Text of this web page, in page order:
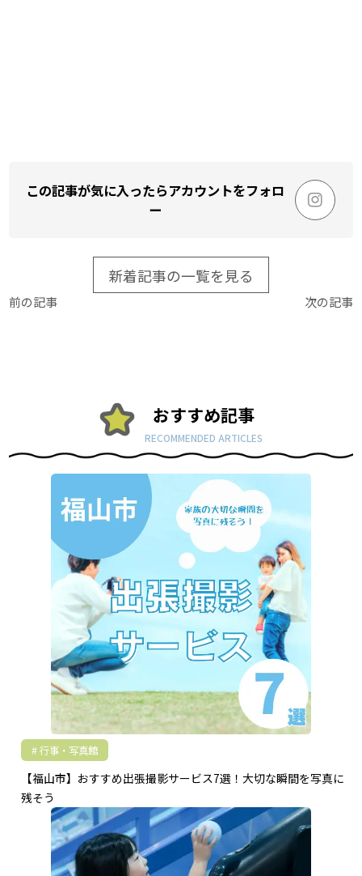
この記事が気に入ったらアカウントをフォロ
ー
新着記事の一覧を見る
前の記事 次の記事
おすすめ記事
RECOMMENDED ARTICLES
行事・写真館
【福山市】おすすめ出張撮影サービス7選！大切な瞬間を写真に
残そう